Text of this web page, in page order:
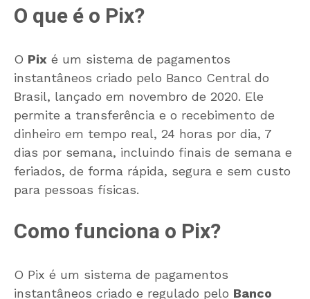
O que é o Pix?
O Pix é um sistema de pagamentos
instantâneos criado pelo Banco Central do
Brasil, lançado em novembro de 2020. Ele
permite a transferência e o recebimento de
dinheiro em tempo real, 24 horas por dia, 7
dias por semana, incluindo finais de semana e
feriados, de forma rápida, segura e sem custo
para pessoas físicas.
Como funciona o Pix?
O Pix é um sistema de pagamentos
instantâneos criado e regulado pelo Banco